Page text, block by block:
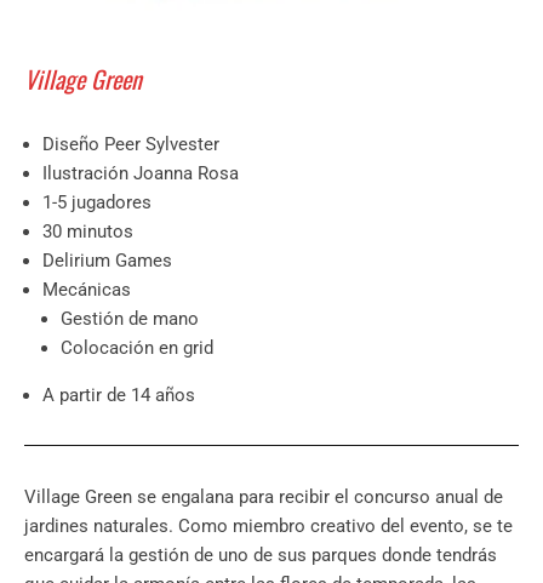
Village Green
Diseño Peer Sylvester
Ilustración Joanna Rosa
1-5 jugadores
30 minutos
Delirium Games
Mecánicas
Gestión de mano
Colocación en grid
A partir de 14 años
Village Green se engalana para recibir el concurso anual de
jardines naturales. Como miembro creativo del evento, se te
encargará la gestión de uno de sus parques donde tendrás